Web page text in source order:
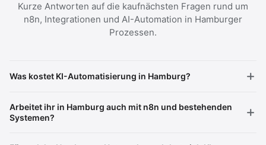
Kurze Antworten auf die kaufnächsten Fragen rund um
n8n, Integrationen und AI-Automation in Hamburger
Prozessen.
Was kostet KI-Automatisierung in Hamburg?
Arbeitet ihr in Hamburg auch mit n8n und bestehenden
Systemen?